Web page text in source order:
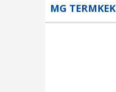
MG TERMKEK